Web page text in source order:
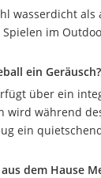
wasserdicht
im
ein Geräusch?
über ein
wird während
ein
dem Hause